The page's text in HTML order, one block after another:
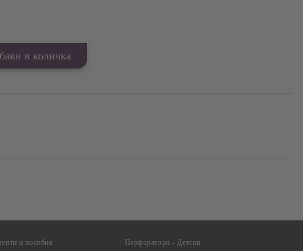
и пособия
Перфоратори - Детски